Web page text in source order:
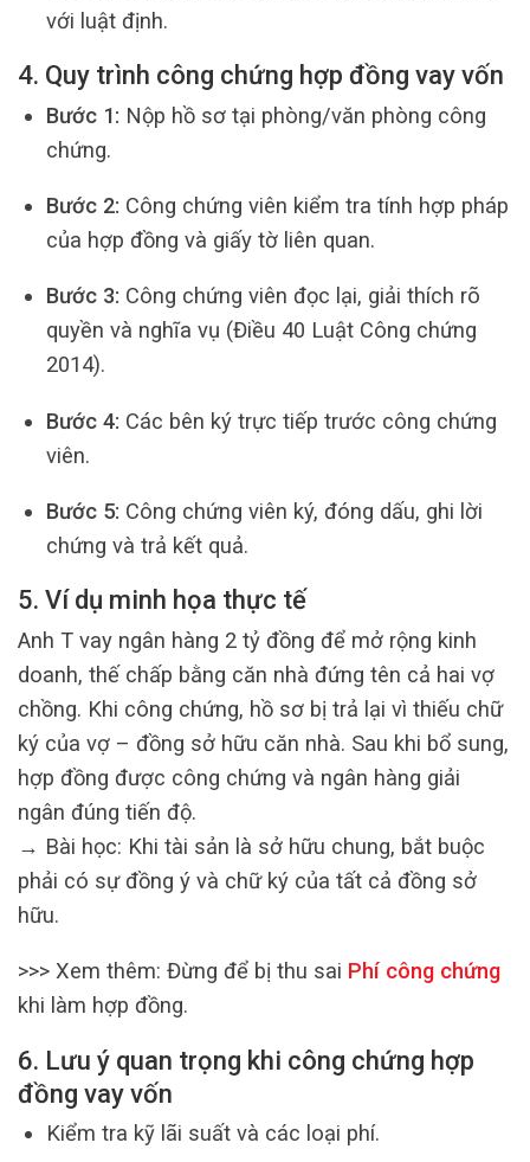
với luật định.
4. Quy trình công chứng hợp đồng vay vốn
Bước 1: Nộp hồ sơ tại phòng/văn phòng công
chứng.
Bước 2: Công chứng viên kiểm tra tính hợp pháp
của hợp đồng và giấy tờ liên quan.
Bước 3: Công chứng viên đọc lại, giải thích rõ
quyền và nghĩa vụ (Điều 40 Luật Công chứng
2014).
Bước 4: Các bên ký trực tiếp trước công chứng
viên.
Bước 5: Công chứng viên ký, đóng dấu, ghi lời
chứng và trả kết quả.
5. Ví dụ minh họa thực tế
Anh T vay ngân hàng 2 tỷ đồng để mở rộng kinh
doanh, thế chấp bằng căn nhà đứng tên cả hai vợ
chồng. Khi công chứng, hồ sơ bị trả lại vì thiếu chữ
ký của vợ – đồng sở hữu căn nhà. Sau khi bổ sung,
hợp đồng được công chứng và ngân hàng giải
ngân đúng tiến độ.
→ Bài học: Khi tài sản là sở hữu chung, bắt buộc
phải có sự đồng ý và chữ ký của tất cả đồng sở
hữu.
>>> Xem thêm: Đừng để bị thu sai Phí công chứng
khi làm hợp đồng.
6. Lưu ý quan trọng khi công chứng hợp
đồng vay vốn
Kiểm tra kỹ lãi suất và các loại phí.